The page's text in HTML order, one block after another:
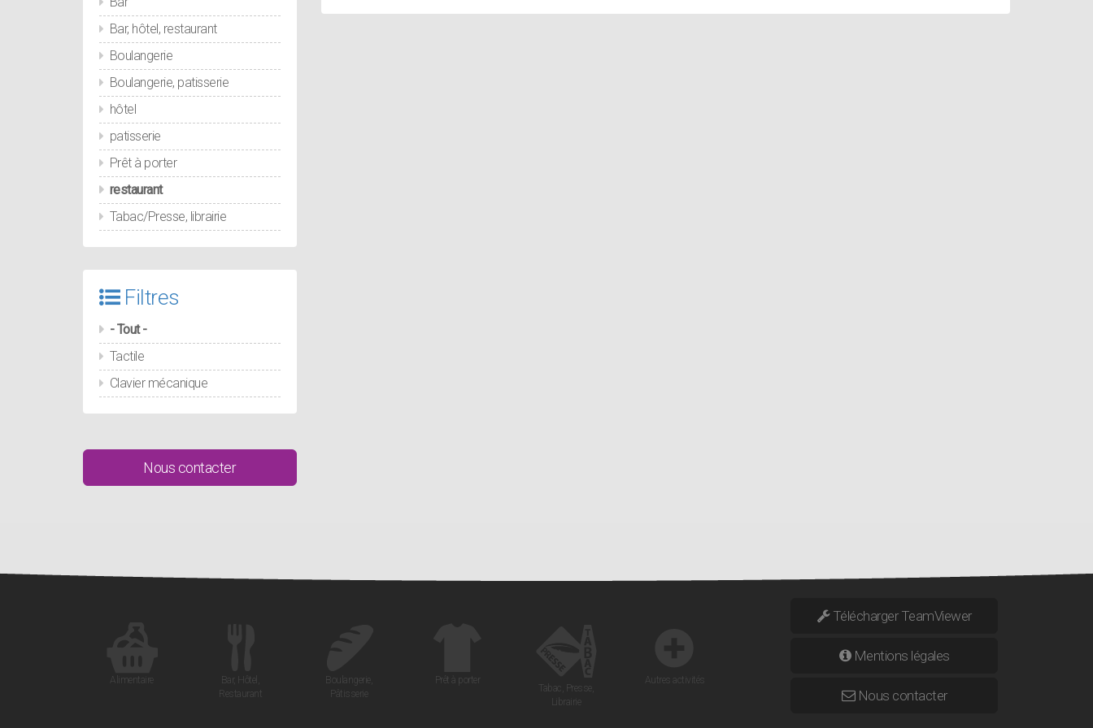
Bar, hôtel, restaurant
Boulangerie
Boulangerie, patisserie
hôtel
patisserie
Prêt à porter
restaurant
Tabac/Presse, librairie
Filtres
- Tout -
Tactile
Clavier mécanique
Nous contacter
Alimentaire
Bar, Hôtel,
Restaurant
Boulangerie,
Pâtisserie
Prêt à porter
Tabac, Presse,
Librairie
Autres activités
Télécharger TeamViewer
Mentions légales
Nous contacter